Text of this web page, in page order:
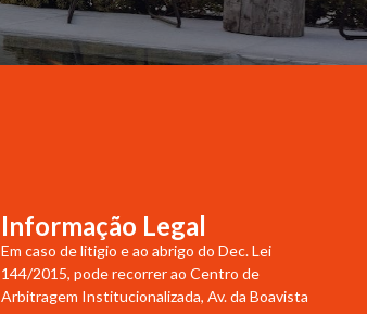
Informação Legal
Em caso de litigio e ao abrigo do Dec. Lei
144/2015, pode recorrer ao Centro de
Arbitragem Institucionalizada, Av. da Boavista